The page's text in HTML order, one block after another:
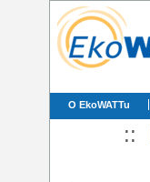
O EkoWATTu
::